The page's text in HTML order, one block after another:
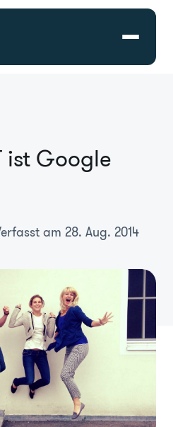
ist Google
am 28. Aug. 2014